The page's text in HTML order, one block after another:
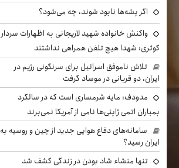
اگر پشه‌ها نابود شوند، چه می‌شود؟
واکنش خانواده شهید لاریجانی به اظهارات سردار
کوثری: شهدا هیچ تلفن همراهی نداشتند
تلاش ناموفق اسرائیل برای سرنگونی رژیم در
ایران، دو قربانی در موساد گرفت
مدودف: مایه شرمساری است که در سالگرد
بمباران اتمی ژاپنی‌ها نامی از آمریکا نمی‌برند
سامانه‌های دفاع هوایی جدید از چین و روسیه به
ایران رسید؟
تنها منشاء شاد بودن در زندگی کشف شد